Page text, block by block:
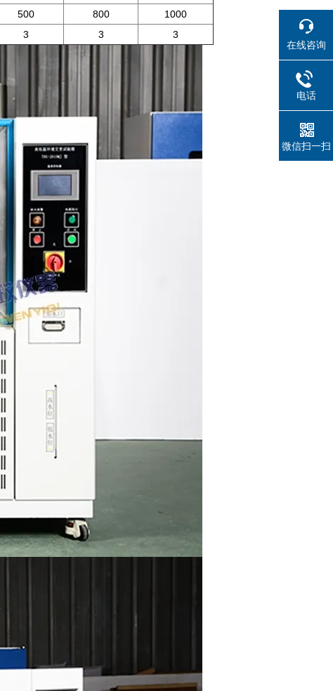
500 800
1000
3 3 3
在线咨询
电话
微信扫一扫